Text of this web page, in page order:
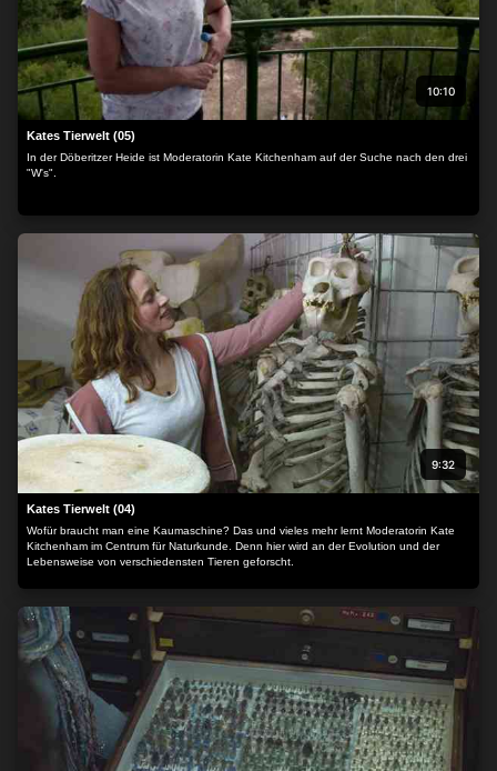
10:10
Kates Tierwelt (05)
In der Döberitzer Heide ist Moderatorin Kate Kitchenham auf der Suche nach den drei
"W's".
9:32
Kates Tierwelt (04)
Wofür braucht man eine Kaumaschine? Das und vieles mehr lernt Moderatorin Kate
Kitchenham im Centrum für Naturkunde. Denn hier wird an der Evolution und der
Lebensweise von verschiedensten Tieren geforscht.